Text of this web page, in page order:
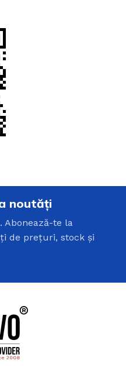
noutăți
Abonează-te la
de prețuri, stock și